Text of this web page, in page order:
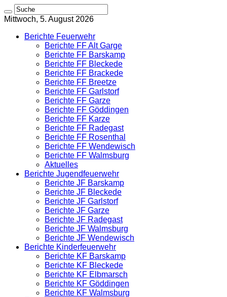
Mittwoch, 5. August 2026
Berichte Feuerwehr
Berichte FF Alt Garge
Berichte FF Barskamp
Berichte FF Bleckede
Berichte FF Brackede
Berichte FF Breetze
Berichte FF Garlstorf
Berichte FF Garze
Berichte FF Göddingen
Berichte FF Karze
Berichte FF Radegast
Berichte FF Rosenthal
Berichte FF Wendewisch
Berichte FF Walmsburg
Aktuelles
Berichte Jugendfeuerwehr
Berichte JF Barskamp
Berichte JF Bleckede
Berichte JF Garlstorf
Berichte JF Garze
Berichte JF Radegast
Berichte JF Walmsburg
Berichte JF Wendewisch
Berichte Kinderfeuerwehr
Berichte KF Barskamp
Berichte KF Bleckede
Berichte KF Elbmarsch
Berichte KF Göddingen
Berichte KF Walmsburg